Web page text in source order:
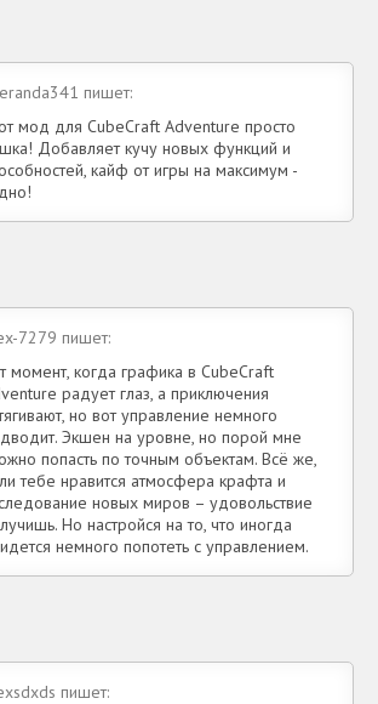
пишет:
мод для CubeCraft Adventure просто
Добавляет кучу новых функций и
кайф от игры на максимум -
7279 пишет:
момент, когда графика в CubeCraft
радует глаз, а приключения
но вот управление немного
Экшен на уровне, но порой мне
попасть по точным объектам. Всё же,
тебе нравится атмосфера крафта и
новых миров – удовольствие
Но настройся на то, что иногда
немного попотеть с управлением.
пишет: